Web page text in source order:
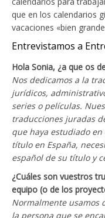
que en los calendarios
vacaciones «bien
Entrevistamos a
Hola Sonia, ¿a que os
Nos dedicamos a la
jurídicos,
series o películas.
traducciones juradas
que haya estudiado
título en España,
español de su título y
¿Cuáles son vuestros
equipo (o de los
Normalmente usamos
la persona que se